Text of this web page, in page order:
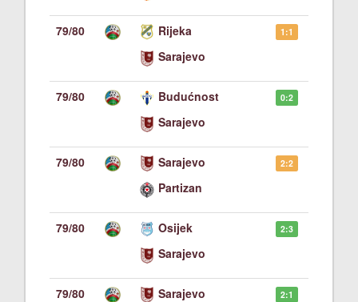
79/80
Rijeka
Sarajevo
1:1
79/80
Budućnost
Sarajevo
0:2
79/80
Sarajevo
Partizan
2:2
79/80
Osijek
Sarajevo
2:3
79/80
Sarajevo
2:1